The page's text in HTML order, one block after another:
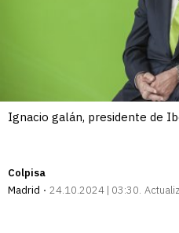
Ignacio galán, presidente de
Colpisa
Madrid
24.10.2024 | 03:30